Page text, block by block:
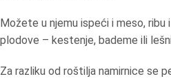
Možete u njemu ispeći i meso,
plodove – kestenje, bademe ili
Za razliku od roštilja namirnice se